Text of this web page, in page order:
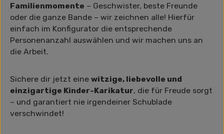
Familienmomente – Geschwister, beste Freunde
oder die ganze Bande – wir zeichnen alle! Hierfür
einfach im Konfigurator die entsprechende
Personenanzahl auswählen und wir machen uns an
die Arbeit.
Sichere dir jetzt eine witzige, liebevolle und
einzigartige Kinder-Karikatur, die für Freude sorgt
– und garantiert nie irgendeiner Schublade
verschwindet!